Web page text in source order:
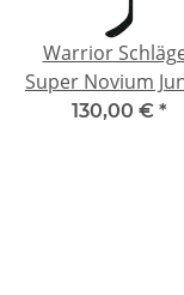
Warrior
Super Novium
130,00 € *